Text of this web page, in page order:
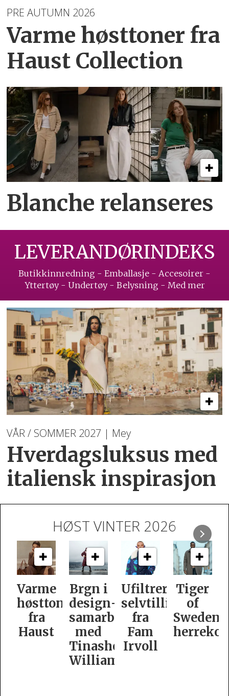
PRE AUTUMN 2026
Varme høsttoner fra
Haust Collection
Blanche relanseres
LEVERANDØRINDEKS
Butikkinnredning - Emballasje - Accesoirer -
Yttertøy - Undertøy - Belysning - Med mer
VÅR / SOMMER 2027 | Mey
Hverdagsluksus med
italiensk inspirasjon
HØST VINTER 2026
Brgn i
design­
samarbeid
med
Williamson
Ufiltrert
selvtillit
fra
Fam
Irvoll
Tiger
of
Swedens
herrekolleksjon
Slik
er
dame­